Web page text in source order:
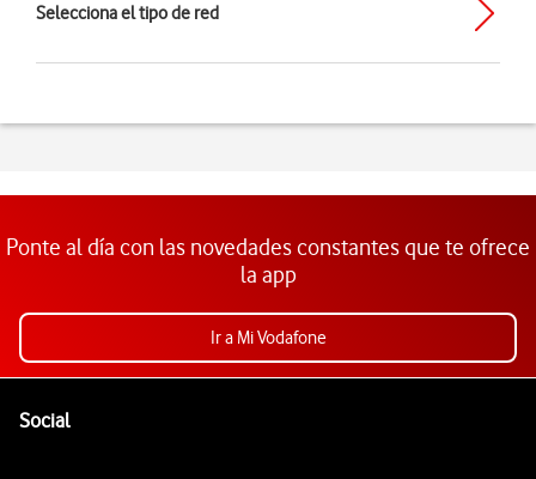
Selecciona el tipo de red
Ponte al día con las novedades constantes que te ofrece
la app
Ir a Mi Vodafone
SocialEnlaces a las redes sociales de Vodafone